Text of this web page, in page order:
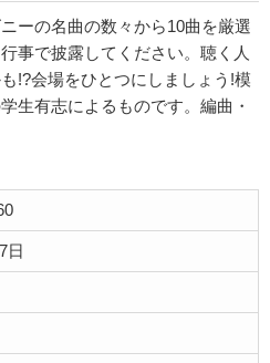
ーの名曲の数々から10曲を厳選
事で披露してください。聴く人
!?会場をひとつにしましょう!模
生有志によるものです。編曲・
日